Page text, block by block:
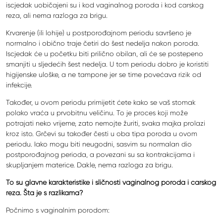
iscjedak uobičajeni su i kod vaginalnog poroda i kod carskog
reza, ali nema razloga za brigu.
Krvarenje (ili lohije) u postporođajnom periodu savršeno je
normalno i obično traje četiri do šest nedelja nakon poroda.
Iscjedak će u početku biti prilično obilan, ali će se postepeno
smanjiti u sljedećih šest nedelja. U tom periodu dobro je koristiti
higijenske uloške, a ne tampone jer se time povećava rizik od
infekcije.
Također, u ovom periodu primijetit ćete kako se vaš stomak
polako vraća u prvobitnu veličinu. To je proces koji može
potrajati neko vrijeme, zato nemojte žuriti, svaka majka prolazi
kroz isto. Grčevi su također česti u oba tipa poroda u ovom
periodu. Iako mogu biti neugodni, sasvim su normalan dio
postporođajnog perioda, a povezani su sa kontrakcijama i
skupljanjem materice. Dakle, nema razloga za brigu.
To su glavne karakteristike i sličnosti vaginalnog poroda i carskog
reza. Šta je s razlikama?
Počnimo s vaginalnim porodom: